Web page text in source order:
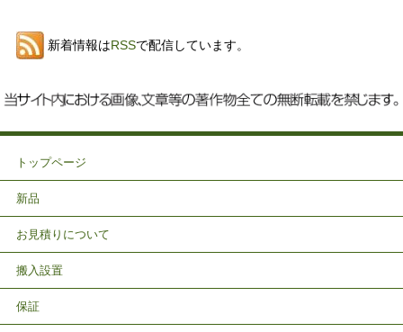
新着情報はRSSで配信しています。
トップページ
新品
お見積りについて
搬入設置
保証